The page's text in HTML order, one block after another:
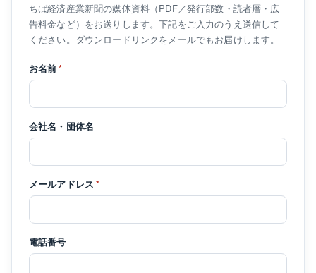
ちば経済産業新聞の媒体資料（PDF／発行部数・読者層・広
告料金など）をお送りします。下記をご入力のうえ送信して
ください。ダウンロードリンクをメールでもお届けします。
お名前*
会社名・団体名
メールアドレス *
電話番号